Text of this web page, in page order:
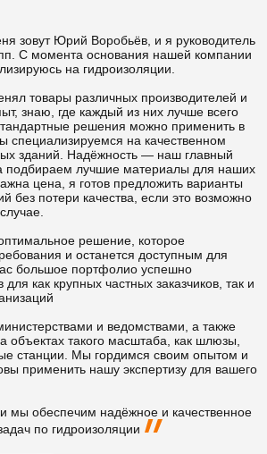
зовут Юрий Воробьёв, и я руководитель
С момента основания нашей компании
на гидроизоляции.
товары различных производителей и
знаю, где каждый из них лучше всего
решения можно применить в
специализируемся на качественном
зданий. Надёжность — наш главный
подбираем лучшие материалы для наших
цена, я готов предложить варианты
без потери качества, если это возможно
решение, которое
и останется доступным для
большое портфолио успешно
как крупных частных заказчиков, так и
и ведомствами, а также
объектах такого масштаба, как шлюзы,
станции. Мы гордимся своим опытом и
применить нашу экспертизу для вашего
мы обеспечим надёжное и качественное
по гидроизоляции